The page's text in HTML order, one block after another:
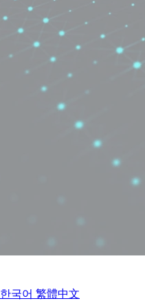
한국어 繁體中文